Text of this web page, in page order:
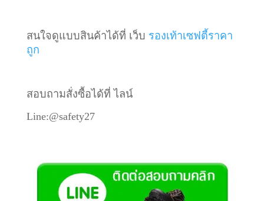
สนใจดูแบบสินค้าได้ที่ เว็บ รองเท้าเซฟตี้ราคา
ถูก
สอบถามสั่งซื้อได้ที่ ไลน์
Line:@safety27